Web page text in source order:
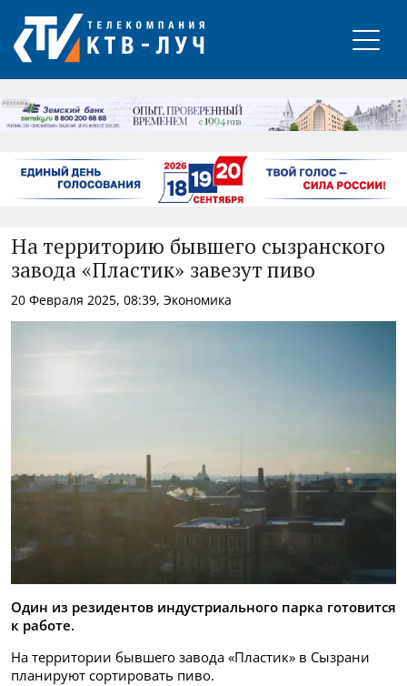
РЕКЛАМА
На территорию бывшего сызранского
завода «Пластик» завезут пиво
20 Февраля 2025, 08:39, Экономика
Один из резидентов индустриального парка готовится
к работе.
На территории бывшего завода «Пластик» в Сызрани
планируют сортировать пиво.